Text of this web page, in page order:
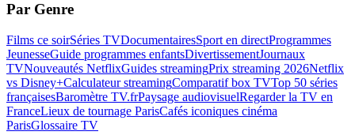
Par Genre
Films ce soirSéries TVDocumentairesSport en directProgrammes
JeunesseGuide programmes enfantsDivertissementJournaux
TVNouveautés NetflixGuides streamingPrix streaming 2026Netflix
vs Disney+Calculateur streamingComparatif box TVTop 50 séries
françaisesBaromètre TV.frPaysage audiovisuelRegarder la TV en
FranceLieux de tournage ParisCafés iconiques cinéma
ParisGlossaire TV